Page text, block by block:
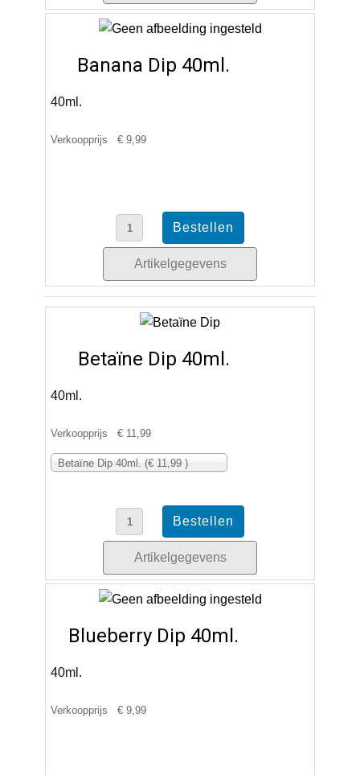
Banana Dip 40ml.
40ml.
Verkoopprijs € 9,99
Artikelgegevens
Betaïne Dip 40ml.
40ml.
Verkoopprijs € 11,99
Betaïne Dip 40ml. (€ 11,99 )
Artikelgegevens
Blueberry Dip 40ml.
40ml.
Verkoopprijs € 9,99